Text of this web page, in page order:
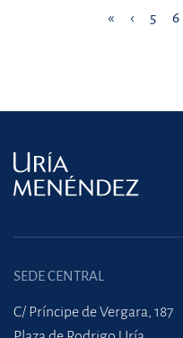
« ‹ 5 6
SEDE CENTRAL
C/ Príncipe de Vergara, 187